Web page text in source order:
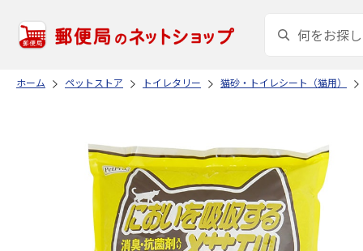
ホーム ペットストア トイレタリー 猫砂・トイレシート（猫用）